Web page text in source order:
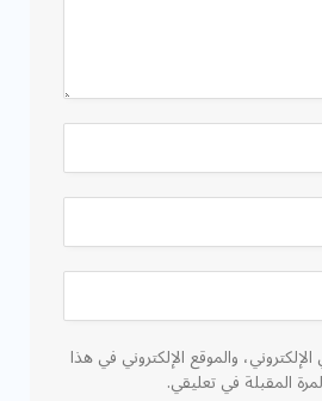
والموقع الإلكتروني في هذا
المقبلة في تعليقي.